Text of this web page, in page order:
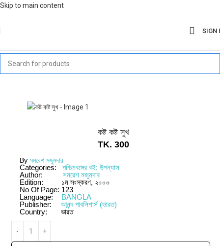
Skip to main content
SIGN
কষ্ট কষ্ট সুখ
TK. 300
By সমরেশ মজুমদার
Categories:
পশ্চিমবঙ্গের বই: উপন্যাস
Author:
সমরেশ মজুমদার
Edition:
১ম সংস্করণ, ২০০০
No Of Page: 123
Language:
BANGLA
Publisher:
আনন্দ পাবলিশার্স (ভারত)
Country:
ভারত